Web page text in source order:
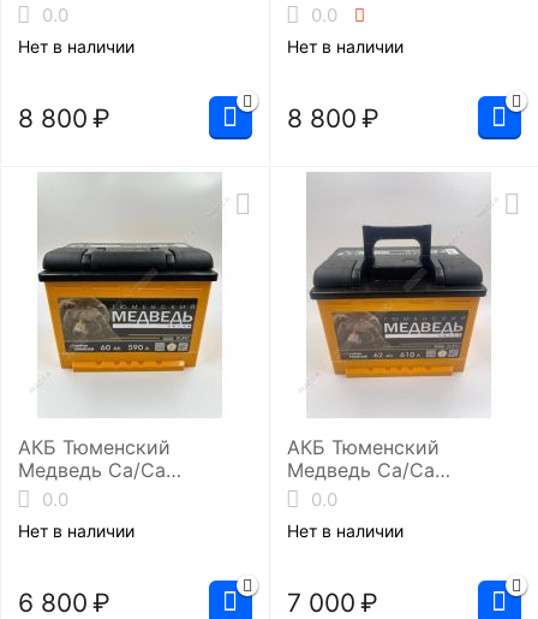
(L2/600EN)
0.0
Нет в наличии
8 800 ₽
(L2/600EN)
0.0
Нет в наличии
8 800 ₽
АКБ Тюменский
Медведь Ca/Ca
6ст-60.0 (L2/590EN)
0.0
Нет в наличии
6 800 ₽
АКБ Тюменский
Медведь Ca/Ca
6ст-62.0 (L2/610EN)
0.0
Нет в наличии
7 000 ₽